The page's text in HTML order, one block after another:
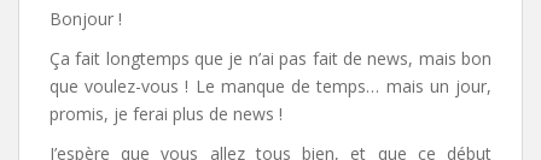
Bonjour !
Ça fait longtemps que je n’ai pas fait de news, mais bon
que voulez-vous ! Le manque de temps… mais un jour,
promis, je ferai plus de news !
J’espère que vous allez tous bien, et que ce début